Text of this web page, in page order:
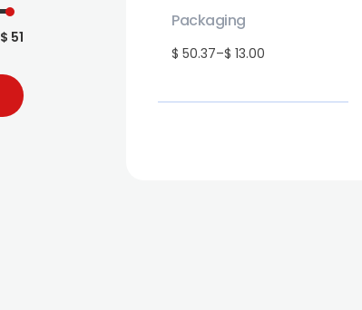
$ 13.00
–
$ 50.37
Packaging
$ 51